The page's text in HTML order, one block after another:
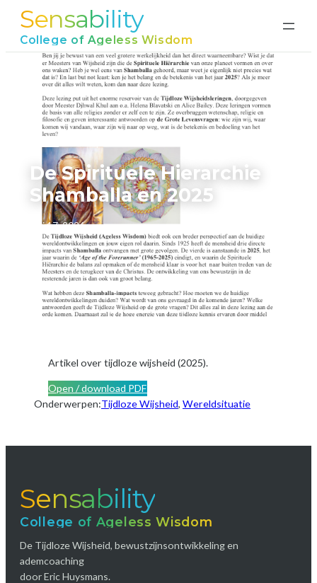
naarSensability
College of Ageless Wisdom
De Spirituele Hierarchie
Shamballa en 2025
juni 17, 2026
Artikel over tijdloze wijsheid (2025).
Open / download PDF
Onderwerpen:Tijdloze Wijsheid, Wereldsituatie
Sensability
College of Ageless Wisdom
De Tijdloze Wijsheid, bewustzijnsontwikkeling en
ademcoaching
door Eric Huysmans.